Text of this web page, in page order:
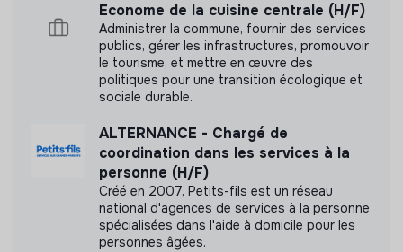
Econome de la cuisine centrale (H/F)
Administrer la commune, fournir des services
publics, gérer les infrastructures, promouvoir
le tourisme, et mettre en œuvre des
politiques pour une transition écologique et
sociale durable.
ALTERNANCE - Chargé de
coordination dans les services à la
personne (H/F)
Créé en 2007, Petits-fils est un réseau
national d'agences de services à la personne
spécialisées dans l'aide à domicile pour les
personnes âgées.